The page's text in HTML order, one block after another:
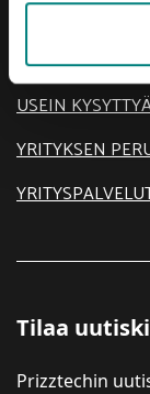
TIETOA MEISTÄ
USEIN
YRITYKSEN
Tilaa
Prizztechin